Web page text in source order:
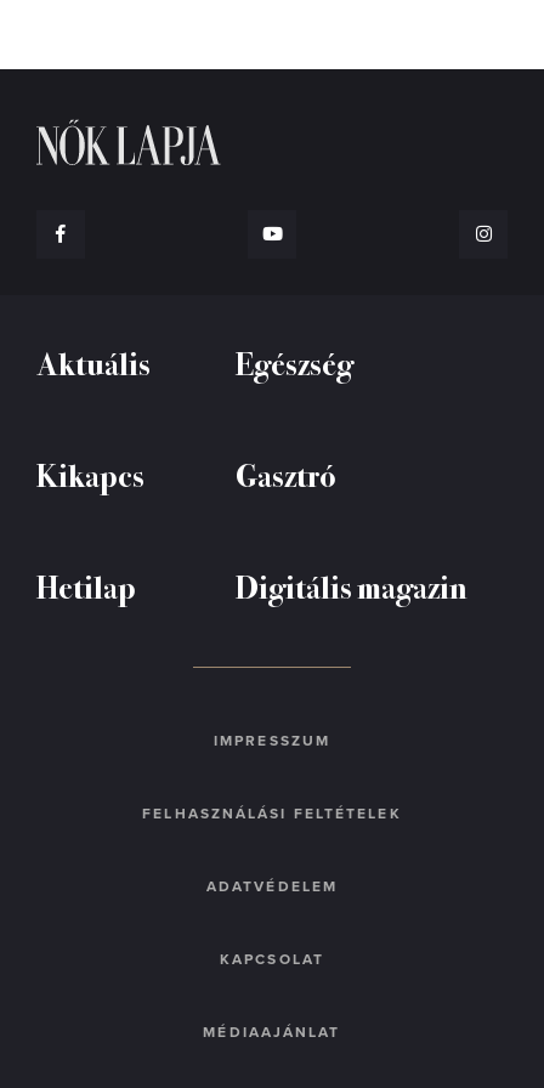
Aktuális Egészség
Kikapcs Gasztró
Hetilap Digitális magazin
IMPRESSZUM
FELHASZNÁLÁSI FELTÉTELEK
ADATVÉDELEM
KAPCSOLAT
MÉDIAAJÁNLAT